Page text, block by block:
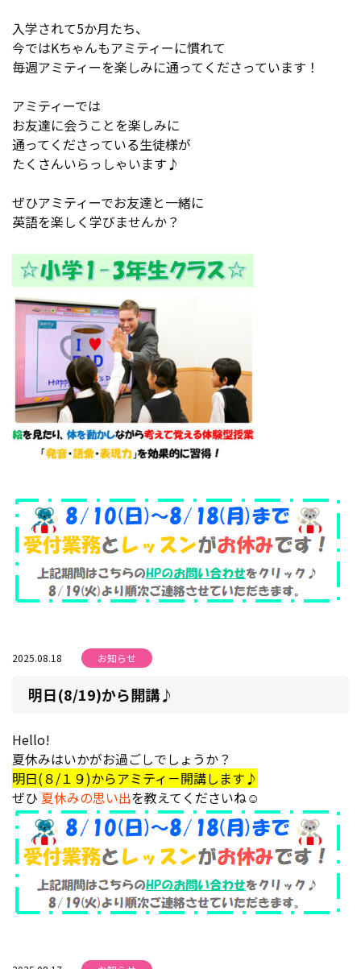
入学されて5か月たち、
今ではKちゃんもアミティーに慣れて
毎週アミティーを楽しみに通ってくださっています！
アミティーでは
お友達に会うことを楽しみに
通ってくださっている生徒様が
たくさんいらっしゃいます♪
ぜひアミティーでお友達と一緒に
英語を楽しく学びませんか？
2025.08.18 お知らせ
明日(8/19)から開講♪
Hello!
夏休みはいかがお過ごしでしょうか？
明日(８/１９)からアミティ－開講します♪
ぜひ 夏休みの思い出を教えてくださいね☺